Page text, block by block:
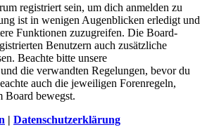
registriert sein, um dich anmelden zu
ist in wenigen Augenblicken erledigt und
Funktionen zuzugreifen. Die Board-
Benutzern auch zusätzliche
Beachte bitte unsere
die verwandten Regelungen, bevor du
auch die jeweiligen Forenregeln,
Board bewegst.
| Datenschutzerklärung